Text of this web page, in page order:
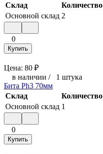
Склад
Количество
Основной склад 2
0
Купить
Цена: 80 ₽
в наличии / 1 штука
Бита Ph3 70мм
Склад
Количество
Основной склад 1
0
Купить